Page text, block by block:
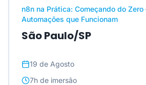
n8n na Prática: Começando do
Automações que Funcionam
São Paulo/SP
19 de Agosto
7h de imersão